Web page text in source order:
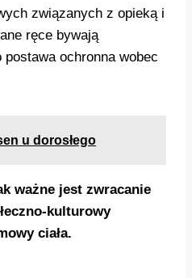
związanych z opieką i
ręce bywają
postawa ochronna wobec
u dorosłego
ważne jest zwracanie
kulturowy
ciała.